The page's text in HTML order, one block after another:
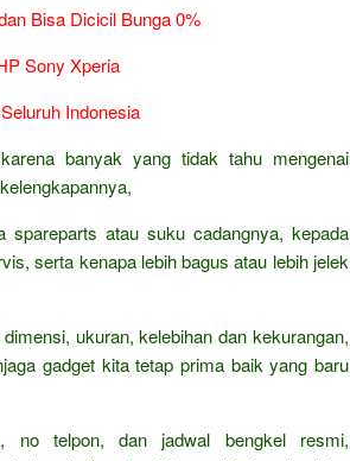
Bisa Dicicil Bunga 0%
Sony Xperia
Indonesia
banyak yang tidak tahu mengenai
spareparts atau suku cadangnya, kepada
serta kenapa lebih bagus atau lebih jelek
ukuran, kelebihan dan kekurangan,
gadget kita tetap prima baik yang baru
no telpon, dan jadwal bengkel resmi,